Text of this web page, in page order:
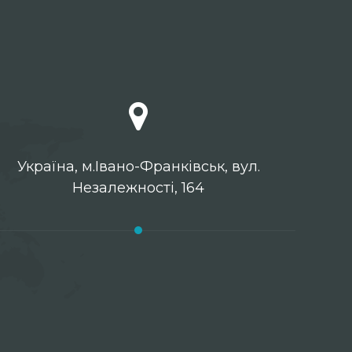
Українa, м.Івано-Франківськ, вул.
Незалежності, 164